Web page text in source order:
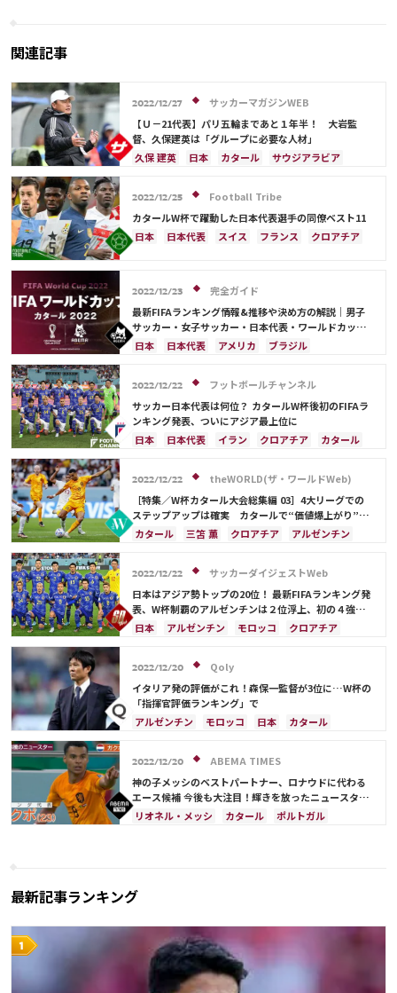
関連記事
2022/12/27
サッカーマガジンWEB
【Ｕ－21代表】パリ五輪まであと１年半！ 大岩監
督、久保建英は「グループに必要な人材」
久保 建英
日本 カタール
サウジアラビア
ポルトガル
韓国 オーストラリア
2022/12/25
Football Tribe
カタールW杯で躍動した日本代表選手の同僚ベスト11
日本
日本代表 スイス フランス
クロアチア
カタール
オランダ ポルトガル
韓国
三笘 薫 キリアン・ムバッペ
前田 大然
冨安 健洋
ドイツ セルビア
ブラジル
南野 拓実
守田 英正 リオネル・メッシ
2022/12/23
完全ガイド
最新FIFAランキング情報&推移や決め方の解説｜男子
サッカー・女子サッカー・日本代表・ワールドカップ
出場国を網羅
日本 日本代表 アメリカ
ブラジル
ドイツ
ベルギー クロアチア
スイス
イングランド
アルゼンチン
ガーナ
デンマーク
セルビア スペイン
ポーランド
ポルトガル
エクアドル
カメルーン
モロッコ ウェールズ
コスタリカ
カタール
サウジアラビア 中山 雄太
2022/12/22
フットボールチャンネル
サッカー日本代表は何位？ カタールW杯後初のFIFAラ
ンキング発表、ついにアジア最上位に
日本
日本代表 イラン クロアチア
カタール
モロッコ
オーストラリア
サウジアラビア
ドイツ
デンマーク スペイン
スイス
イングランド
オランダ
ポルトガル
ウルグアイ
メキシコ セネガル
韓国
2022/12/22
theWORLD(ザ・ワールドWeb)
［特集／W杯カタール大会総集編 03］4大リーグでの
ステップアップは確実 カタールで“価値爆上がり”の
11人
カタール 三笘 薫 クロアチア
アルゼンチン
モロッコ
日本代表
守田 英正
リオネル・メッシ
ドイツ スペイン
スイス
ポーランド
ポルトガル エクアドル
セネガル
コスタリカ
C・ロナウド
カリム・ベンゼマ
2022/12/22
サッカーダイジェストWeb
日本はアジア勢トップの20位！ 最新FIFAランキング発
表、W杯制覇のアルゼンチンは２位浮上、初の４強モ
ロッコは22位から…
日本 アルゼンチン モロッコ
クロアチア
ブラジル
カタール
デンマーク
スイス イングランド
オランダ
ポルトガル
ウルグアイ メキシコ
韓国
アメリカ オーストラリア
2022/12/20
Qoly
イタリア発の評価がこれ！森保一監督が3位に…W杯の
「指揮官評価ランキング」で
アルゼンチン
モロッコ 日本
カタール
セルビア
スペイン フランス
クロアチア
スイス イングランド
オランダ
ポーランド
ポルトガル ブラジル
エクアドル
ウルグアイ
カナダ メキシコ
ガーナ
2022/12/20
ABEMA TIMES
神の子メッシのベストパートナー、ロナウドに代わる
エース候補 今後も大注目！輝きを放ったニュースタ
ー・フォワード編
リオネル・メッシ カタール
ポルトガル
シュミット・ダニエル
最新記事ランキング